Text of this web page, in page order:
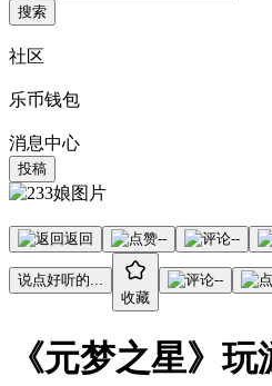
搜索
社区
乐币钱包
消息中心
投稿
返回 -- --
说点好听的...
收藏
--
《元梦之星》